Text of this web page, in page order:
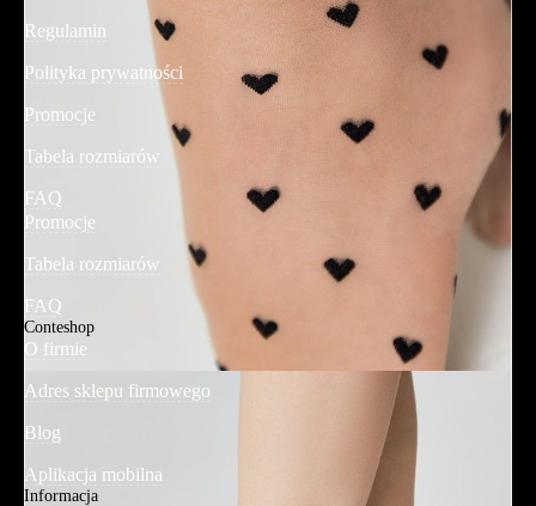
Regulamin
Polityka prywatności
Promocje
Tabela rozmiarów
FAQ
Promocje
Tabela rozmiarów
FAQ
Conteshop
O firmie
Adres sklepu firmowego
Blog
Aplikacja mobilna
Informacja